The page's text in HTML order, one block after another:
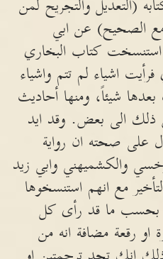
(التعديل والتجريح لمن
الصحيح) عن ابي
كتاب البخاري
اشياء لم تتم واشياء
شيئاً، ومنها أحاديث
ذلك الى بعض. وقد ايد
على صحته ان رواية
والكشميهني وابي زيد
مع انهم استنسخوها
بحسب ما قد رأى كل
رقعة مضافة انه من